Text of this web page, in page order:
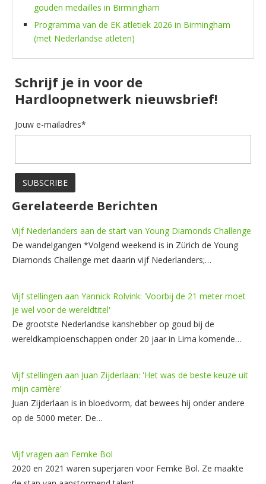
gouden medailles in Birmingham
Programma van de EK atletiek 2026 in Birmingham
(met Nederlandse atleten)
Schrijf je in voor de
Hardloopnetwerk nieuwsbrief!
Jouw e-mailadres*
Gerelateerde Berichten
Vijf Nederlanders aan de start van Young Diamonds Challenge
De wandelgangen *Volgend weekend is in Zürich de Young
Diamonds Challenge met daarin vijf Nederlanders;…
Vijf stellingen aan Yannick Rolvink: 'Voorbij de 21 meter moet
je wel voor de wereldtitel'
De grootste Nederlandse kanshebber op goud bij de
wereldkampioenschappen onder 20 jaar in Lima komende…
Vijf stellingen aan Juan Zijderlaan: 'Het was de beste keuze uit
mijn carrière'
Juan Zijderlaan is in bloedvorm, dat bewees hij onder andere
op de 5000 meter. De…
Vijf vragen aan Femke Bol
2020 en 2021 waren superjaren voor Femke Bol. Ze maakte